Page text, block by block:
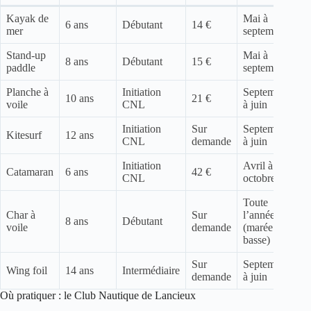
Kayak de
mer
6 ans Débutant 14 €
Mai à
septembre
Stand-up
paddle
8 ans Débutant 15 €
Mai à
septembre
Planche à
voile
10 ans
Initiation
CNL
21 €
Septembre
à juin
Kitesurf 12 ans
Initiation
CNL
Sur
demande
Septembre
à juin
Catamaran 6 ans
Initiation
CNL
42 €
Avril à
octobre
Char à
voile
8 ans Débutant
Sur
demande
Toute
l’année
(marée
basse)
Wing foil 14 ans Intermédiaire
Sur
demande
Septembre
à juin
Où pratiquer : le Club Nautique de Lancieux